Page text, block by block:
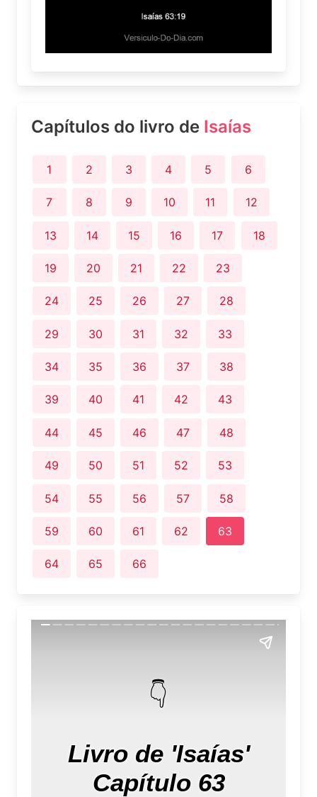
Capítulos do livro de Isaías
1 2 3 4 5 6
7 8 9 10 11 12
13 14 15 16 17 18
19 20 21 22 23
24 25 26 27 28
29 30 31 32 33
34 35 36 37 38
39 40 41 42 43
44 45 46 47 48
49 50 51 52 53
54 55 56 57 58
59 60 61 62 63
64 65 66